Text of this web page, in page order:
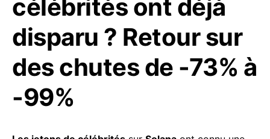
célébrités ont déjà
disparu ? Retour sur
des chutes de -73% à
-99%